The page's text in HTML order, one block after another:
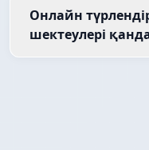
Онлайн
шектеулері